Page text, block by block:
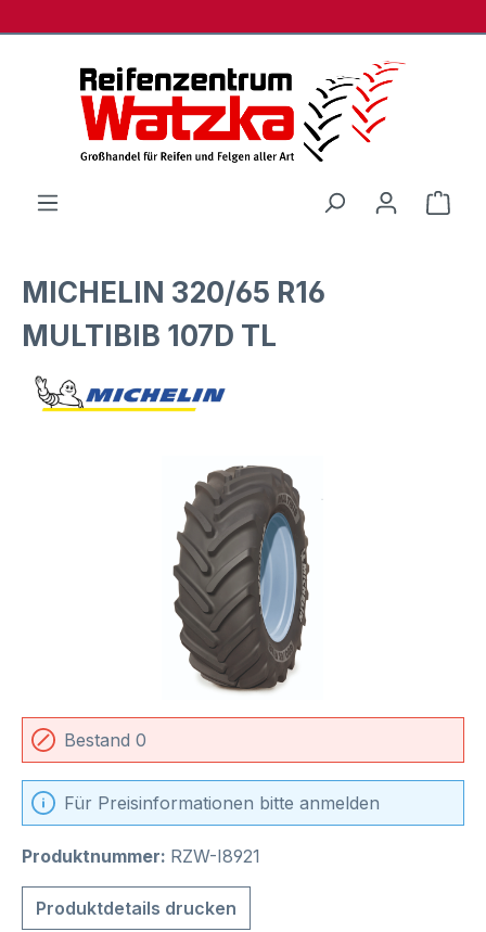
MICHELIN 320/65 R16
MULTIBIB 107D TL
Bildergalerie überspringen
Bestand 0
Für Preisinformationen bitte anmelden
Produktnummer: RZW-I8921
Produktdetails drucken